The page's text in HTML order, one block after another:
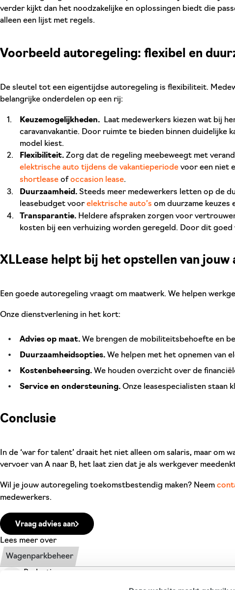
verder kijkt dan het noodzakelijke en oplossingen biedt die
alleen een lijst met regels.
Voorbeeld autoregeling: flexibel en
De sleutel tot een eigentijdse autoregeling is flexibiliteit.
belangrijke onderdelen op een rij:
Keuzemogelijkheden. Laat medewerkers kiezen wat bij
caravanvakantie. Door ruimte te bieden binnen duidelijke
model kiest.
Flexibiliteit. Zorg dat de regeling meebeweegt met
elektrische auto tijdens de vakantieperiode voor een niet
shortlease of occasion lease.
Duurzaamheid. Steeds meer medewerkers letten op de
leasebudget voor elektrische auto’s om duurzame keuzes
Transparantie. Heldere afspraken zorgen voor
kosten bij een verhuizing worden geregeld. Door dit
XLLease helpt bij het opstellen van
Een goede autoregeling vraagt om maatwerk. We helpen
Onze dienstverlening in het kort:
Advies op maat. We brengen de mobiliteitsbehoefte en
Duurzaamheidsopties. We helpen met het opnemen van
Kostenbeheersing. We houden overzicht over de
Service en ondersteuning. Onze leasespecialisten staan
Conclusie
In de ‘war for talent’ draait het niet alleen om salaris, maar
vervoer van A naar B, het laat zien dat je als werkgever
Wil je jouw autoregeling toekomstbestendig maken? Neem
medewerkers.
Vraag advies aan
Lees meer over
Wagenparkbeheer
Redactie